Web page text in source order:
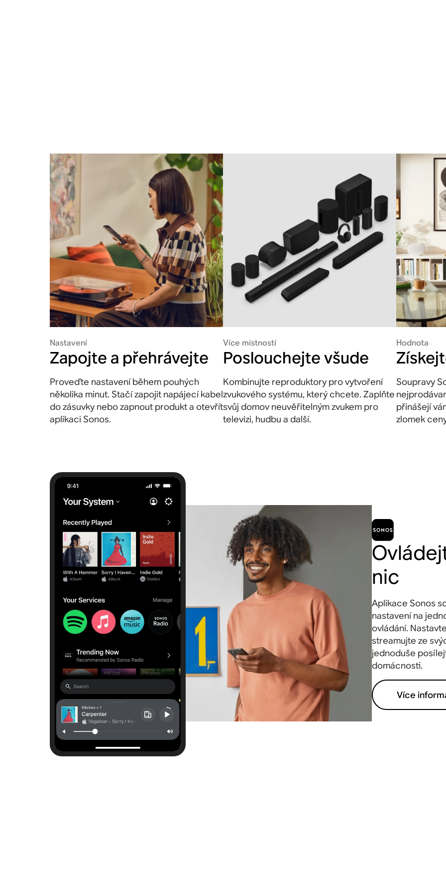
Nastavení
Zapojte a přehrávejte
Proveďte nastavení během pouhých
několika minut. Stačí zapojit napájecí kabel
do zásuvky nebo zapnout produkt a otevřít
aplikaci Sonos.
Více místností
Poslouchejte všude
Kombinujte reproduktory pro vytvoření
zvukového systému, který chcete. Zaplňte
svůj domov neuvěřitelným zvukem pro
televizi, hudbu a další.
Hodnota
Soupravy
přinášejí
zlomek
nic
Aplikace Sonos
nastavení na
ovládání.
streamujte ze
jednoduše
domácnosti.
Více